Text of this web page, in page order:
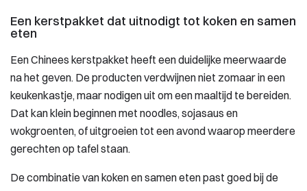
Een kerstpakket dat uitnodigt tot koken en samen
eten
Een Chinees kerstpakket heeft een duidelijke meerwaarde
na het geven. De producten verdwijnen niet zomaar in een
keukenkastje, maar nodigen uit om een maaltijd te bereiden.
Dat kan klein beginnen met noodles, sojasaus en
wokgroenten, of uitgroeien tot een avond waarop meerdere
gerechten op tafel staan.
De combinatie van koken en samen eten past goed bij de